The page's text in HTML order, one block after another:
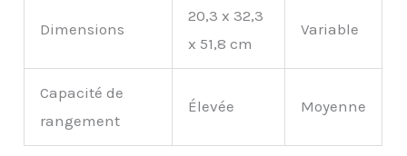
Dimensions
20,3 x 32,3
x 51,8 cm
Variable
Capacité de
rangement
Élevée Moyenne